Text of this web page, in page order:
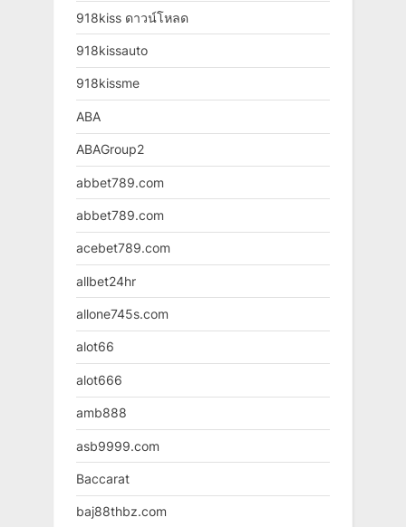
918kiss ดาวน์โหลด
918kissauto
918kissme
ABA
ABAGroup2
abbet789.com
abbet789.com
acebet789.com
allbet24hr
allone745s.com
alot66
alot666
amb888
asb9999.com
Baccarat
baj88thbz.com